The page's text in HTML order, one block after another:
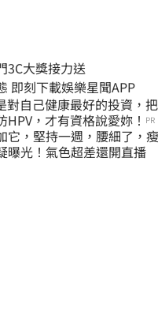
大獎接力送
一手掌握明星動態 即刻下載娛樂星聞APP
對自己健康最好的投資，
，才有資格說愛妳！ PR
它，堅持一週，腰細了，
曝光！氣色超差還開直播